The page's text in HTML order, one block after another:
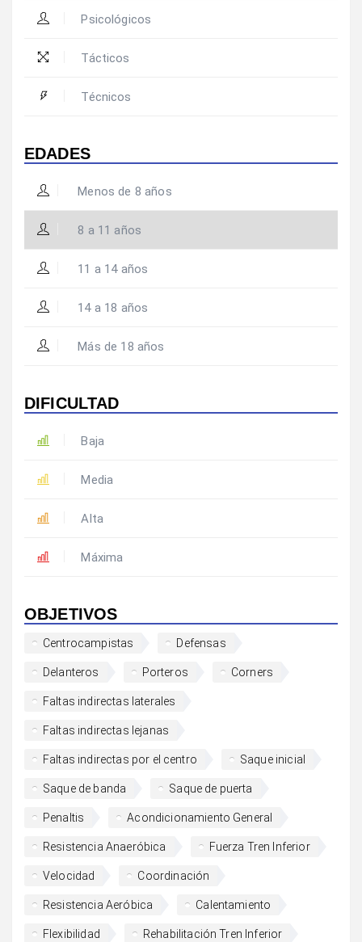
Psicológicos
Tácticos
Técnicos
EDADES
Menos de 8 años
8 a 11 años
11 a 14 años
14 a 18 años
Más de 18 años
DIFICULTAD
Baja
Media
Alta
Máxima
OBJETIVOS
Centrocampistas Defensas
Delanteros Porteros Corners
Faltas indirectas laterales
Faltas indirectas lejanas
Faltas indirectas por el centro Saque inicial
Saque de banda Saque de puerta
Penaltis Acondicionamiento General
Resistencia Anaeróbica Fuerza Tren Inferior
Velocidad Coordinación
Resistencia Aeróbica Calentamiento
Flexibilidad Rehabilitación Tren Inferior